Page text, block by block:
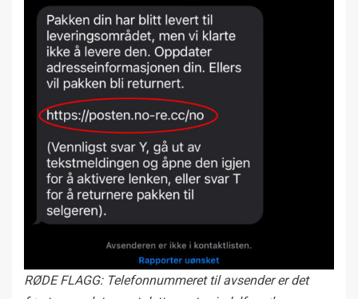
RØDE FLAGG: Telefonnummeret til avsender er det